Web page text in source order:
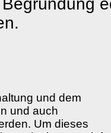
und dem
und auch
Um dieses